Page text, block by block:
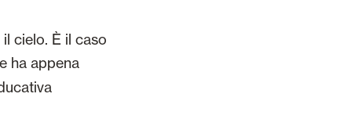
cielo. È il caso
ha appena